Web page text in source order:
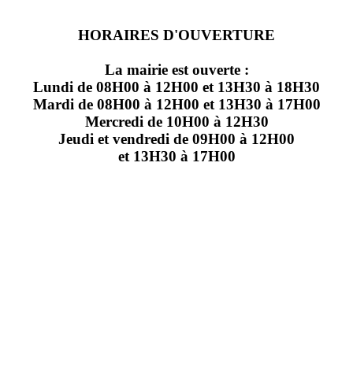
HORAIRES D'OUVERTURE
La mairie est ouverte :
Lundi de 08H00 à 12H00 et 13H30 à 18H30
Mardi de 08H00 à 12H00 et 13H30 à 17H00
Mercredi de 10H00 à 12H30
Jeudi et vendredi de 09H00 à 12H00
et 13H30 à 17H00